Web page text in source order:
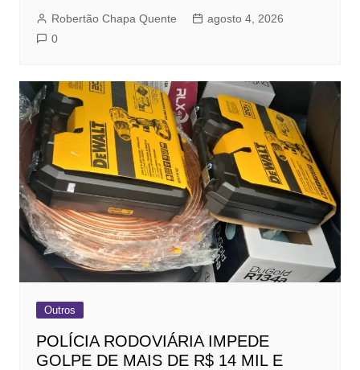
Robertão Chapa Quente
agosto 4, 2026
0
Outros
POLÍCIA RODOVIÁRIA IMPEDE
GOLPE DE MAIS DE R$ 14 MIL E